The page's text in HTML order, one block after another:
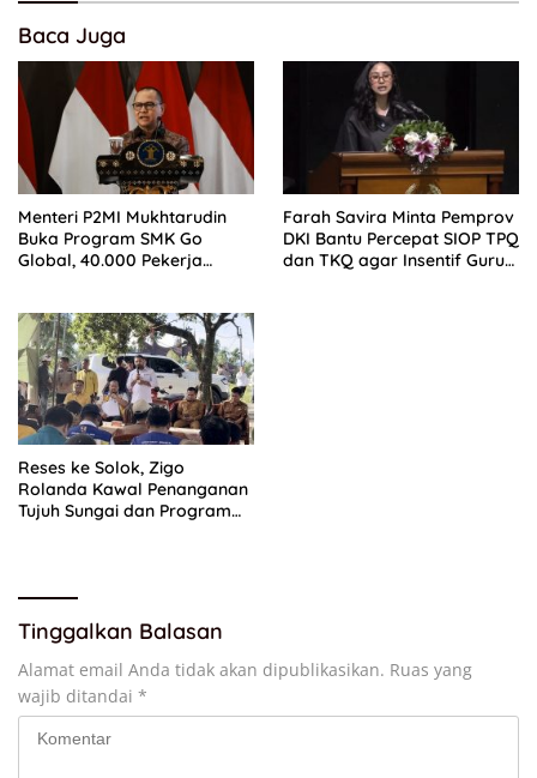
Baca Juga
Menteri P2MI Mukhtarudin
Buka Program SMK Go
Global, 40.000 Pekerja
Farah Savira Minta Pemprov
DKI Bantu Percepat SIOP TPQ
dan TKQ agar Insentif Guru
Reses ke Solok, Zigo
Rolanda Kawal Penanganan
Tujuh Sungai dan Program
Tinggalkan Balasan
Alamat email Anda tidak akan dipublikasikan. Ruas yang
wajib ditandai *